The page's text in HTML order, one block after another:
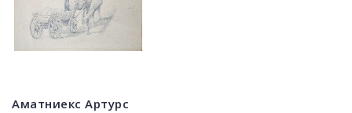
Аматниекс Артурс